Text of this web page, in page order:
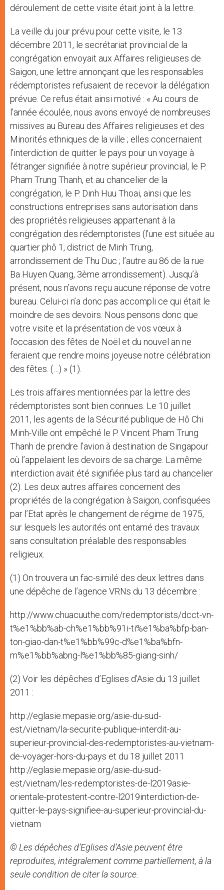
déroulement de cette visite était joint à la lettre.
La veille du jour prévu pour cette visite, le 13
décembre 2011, le secrétariat provincial de la
congrégation envoyait aux Affaires religieuses de
Saigon, une lettre annonçant que les responsables
rédemptoristes refusaient de recevoir la délégation
prévue. Ce refus était ainsi motivé : « Au cours de
l’année écoulée, nous avons envoyé de nombreuses
missives au Bureau des Affaires religieuses et des
Minorités ethniques de la ville ; elles concernaient
l’interdiction de quitter le pays pour un voyage à
l’étranger signifiée à notre supérieur provincial, le P.
Pham Trung Thanh, et au chancelier de la
congrégation, le P. Dinh Huu Thoai, ainsi que les
constructions entreprises sans autorisation dans
des propriétés religieuses appartenant à la
congrégation des rédemptoristes (l’une est située au
quartier phô 1, district de Minh Trung,
arrondissement de Thu Duc ; l’autre au 86 de la rue
Ba Huyen Quang, 3ème arrondissement). Jusqu’à
présent, nous n’avons reçu aucune réponse de votre
bureau. Celui-ci n’a donc pas accompli ce qui était le
moindre de ses devoirs. Nous pensons donc que
votre visite et la présentation de vos vœux à
l’occasion des fêtes de Noël et du nouvel an ne
feraient que rendre moins joyeuse notre célébration
des fêtes. (…) » (1).
Les trois affaires mentionnées par la lettre des
rédemptoristes sont bien connues. Le 10 juillet
2011, les agents de la Sécurité publique de Hô Chi
Minh-Ville ont empêché le P. Vincent Pham Trung
Thanh de prendre l’avion à destination de Singapour
où l’appelaient les devoirs de sa charge. La même
interdiction avait été signifiée plus tard au chancelier
(2). Les deux autres affaires concernent des
propriétés de la congrégation à Saigon, confisquées
par l’Etat après le changement de régime de 1975,
sur lesquels les autorités ont entamé des travaux
sans consultation préalable des responsables
religieux.
(1) On trouvera un fac-similé des deux lettres dans
une dépêche de l’agence VRNs du 13 décembre :
http://www.chuacuuthe.com/redemptorists/dcct-vn-
t%e1%bb%ab-ch%e1%bb%91i-ti%e1%ba%bfp-ban-
ton-giao-dan-t%e1%bb%99c-d%e1%ba%bfn-
m%e1%bb%abng-l%e1%bb%85-giang-sinh/
(2) Voir les dépêches d’Eglises d’Asie du 13 juillet
2011 :
http://eglasie.mepasie.org/asie-du-sud-
est/vietnam/la-securite-publique-interdit-au-
superieur-provincial-des-redemptoristes-au-vietnam-
de-voyager-hors-du-pays et du 18 juillet 2011
http://eglasie.mepasie.org/asie-du-sud-
est/vietnam/les-redemptoristes-de-l2019asie-
orientale-protestent-contre-l2019interdiction-de-
quitter-le-pays-signifiee-au-superieur-provincial-du-
vietnam
© Les dépêches d’Eglises d’Asie peuvent être
reproduites, intégralement comme partiellement, à la
seule condition de citer la source.